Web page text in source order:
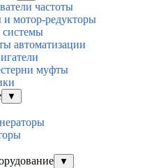
частоты
и мотор-редукторы
автоматизации
муфты
▼
▼